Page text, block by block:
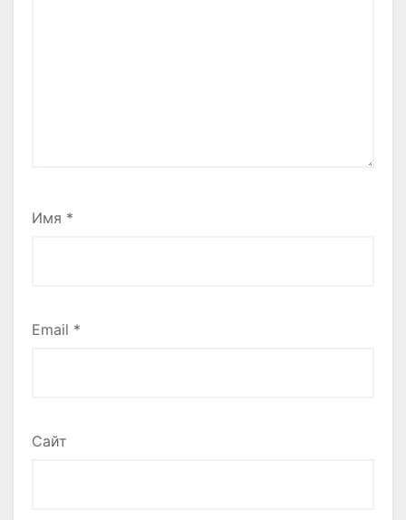
Имя *
Email *
Сайт